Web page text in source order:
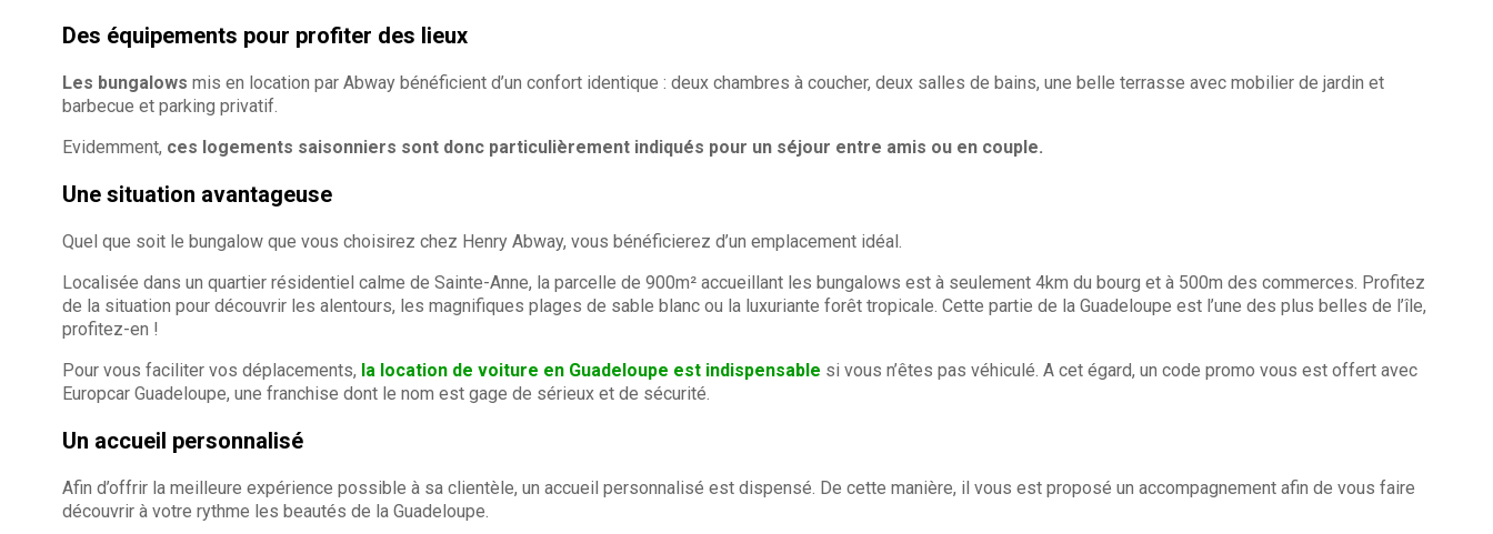
Des équipements pour profiter des lieux
Les bungalows mis en location par Abway bénéficient d’un confort identique : deux chambres à coucher, deux salles de bains, une belle terrasse avec mobilier de jardin et
barbecue et parking privatif.
Evidemment, ces logements saisonniers sont donc particulièrement indiqués pour un séjour entre amis ou en couple.
Une situation avantageuse
Quel que soit le bungalow que vous choisirez chez Henry Abway, vous bénéficierez d’un emplacement idéal.
Localisée dans un quartier résidentiel calme de Sainte-Anne, la parcelle de 900m² accueillant les bungalows est à seulement 4km du bourg et à 500m des commerces. Profitez
de la situation pour découvrir les alentours, les magnifiques plages de sable blanc ou la luxuriante forêt tropicale. Cette partie de la Guadeloupe est l’une des plus belles de l’île,
profitez-en !
Pour vous faciliter vos déplacements, la location de voiture en Guadeloupe est indispensable si vous n’êtes pas véhiculé. A cet égard, un code promo vous est offert avec
Europcar Guadeloupe, une franchise dont le nom est gage de sérieux et de sécurité.
Un accueil personnalisé
Afin d’offrir la meilleure expérience possible à sa clientèle, un accueil personnalisé est dispensé. De cette manière, il vous est proposé un accompagnement afin de vous faire
découvrir à votre rythme les beautés de la Guadeloupe.